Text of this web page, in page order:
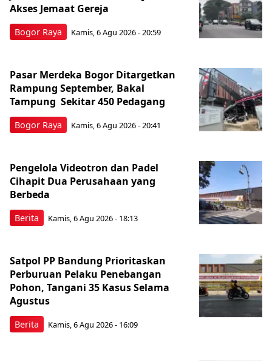
Bogor Raya
Akses Jemaat Gereja
Kamis, 6 Agu 2026 - 20:59
Bogor Raya
Pasar Merdeka Bogor Ditargetkan
Rampung September, Bakal
Tampung Sekitar 450 Pedagang
Kamis, 6 Agu 2026 - 20:41
Berita
Pengelola Videotron dan Padel
Cihapit Dua Perusahaan yang
Berbeda
Kamis, 6 Agu 2026 - 18:13
Berita
Satpol PP Bandung Prioritaskan
Perburuan Pelaku Penebangan
Pohon, Tangani 35 Kasus Selama
Agustus
Kamis, 6 Agu 2026 - 16:09